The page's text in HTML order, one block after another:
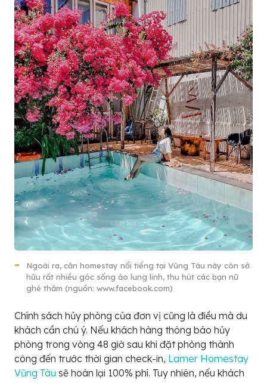
Ngoài ra, căn homestay nổi tiếng tại Vũng Tàu này còn sở
hữu rất nhiều góc sống ảo lung linh, thu hút các bạn nữ
ghé thăm (nguồn: www.facebook.com)
Chính sách hủy phòng của đơn vị cũng là điều mà du
khách cần chú ý. Nếu khách hàng thông báo hủy
phòng trong vòng 48 giờ sau khi đặt phòng thành
công đến trước thời gian check-in, Lamer Homestay
Vũng Tàu sẽ hoàn lại 100% phí. Tuy nhiên, nếu khách